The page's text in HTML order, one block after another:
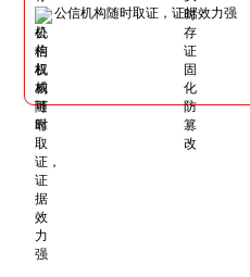
公信机构随时取证，证据效力强